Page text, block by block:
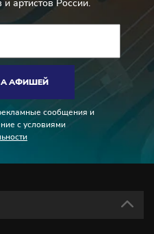
и артистов России.
АФИШЕЙ
сообщения и
с условиями